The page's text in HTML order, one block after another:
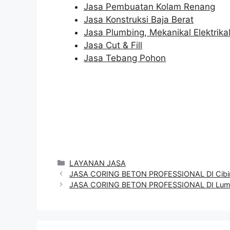
Jasa Pembuatan Kolam Renang
Jasa Konstruksi Baja Berat
Jasa Plumbing, Mekanikal Elektrikal
Jasa Cut & Fill
Jasa Tebang Pohon
Categories
LAYANAN JASA
JASA CORING BETON PROFESSIONAL DI
JASA CORING BETON PROFESSIONAL DI